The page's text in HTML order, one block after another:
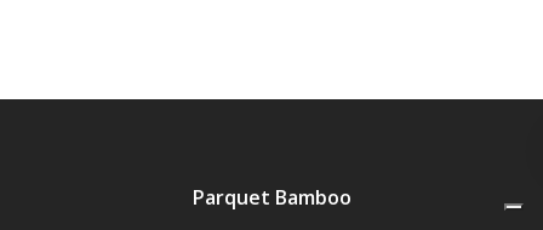
Parquet Bamboo